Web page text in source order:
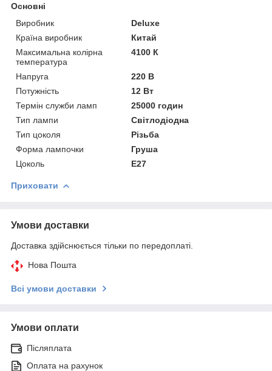
Основні
Виробник
Deluxe
Країна виробник
Китай
Максимальна колірна
температура
4100 К
Напруга
220 В
Потужність
12 Вт
Термін служби ламп
25000 годин
Тип лампи
Світлодіодна
Тип цоколя
Різьба
Форма лампочки
Груша
Цоколь
E27
Приховати
Умови доставки
Доставка здійснюється тільки по передоплаті.
Нова Пошта
Всі умови доставки
Умови оплати
Післяплата
Оплата на рахунок